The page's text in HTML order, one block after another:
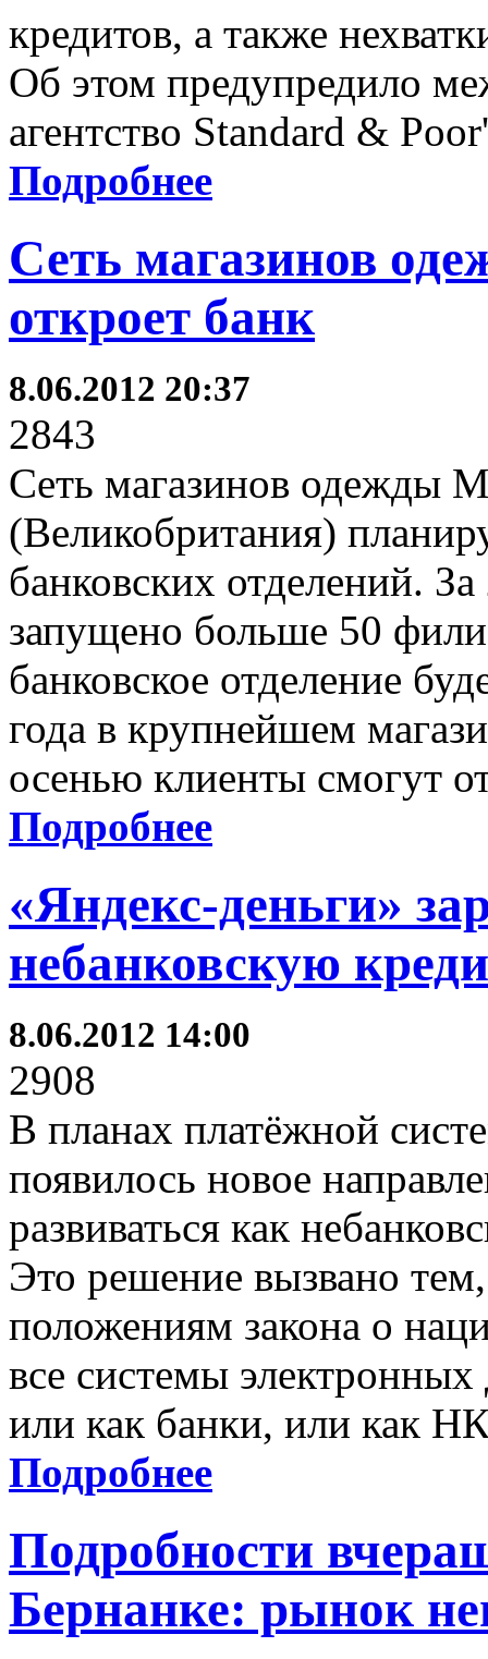
кредитов, а также
Об этом предупредило
агентство Standard &
Подробнее
Сеть магазинов
откроет банк
8.06.2012 20:37
2843
Сеть магазинов одежды
(Великобритания)
банковских отделений.
запущено больше 50
банковское отделение
года в крупнейшем
осенью клиенты смогут
Подробнее
«Яндекс-деньги»
небанковскую
8.06.2012 14:00
2908
В планах платёжной
появилось новое
развиваться как
Это решение вызвано
положениям закона о
все системы
или как банки, или как
Подробнее
Подробности
Бернанке: рынок